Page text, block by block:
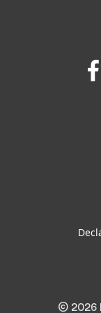
Questões
Join
© 2026